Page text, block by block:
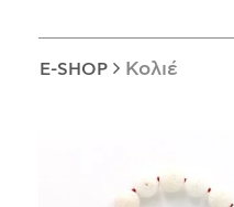
ΜΑΝΙΚΕΤΌΚΟΥΜΠΑ
E-SHOP Κολιέ